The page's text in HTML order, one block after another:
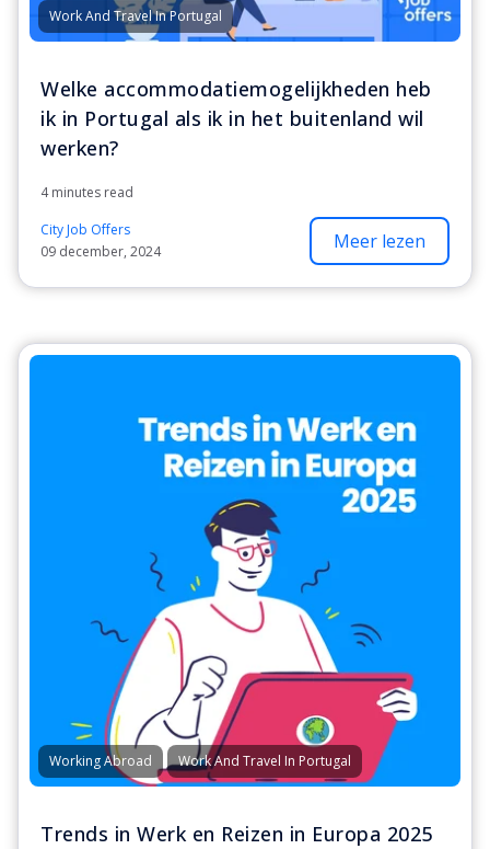
Work And Travel In Portugal
Welke accommodatiemogelijkheden heb
ik in Portugal als ik in het buitenland wil
werken?
4 minutes read
City Job Offers
09 december, 2024
Meer lezen
Working Abroad Work And Travel In Portugal
Trends in Werk en Reizen in Europa 2025